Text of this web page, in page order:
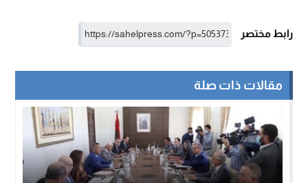
رابط مختصر
مقالات ذات صلة